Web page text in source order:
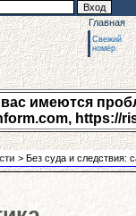
Главная
Свежий
номер
имеются
> Без суда и следствия: